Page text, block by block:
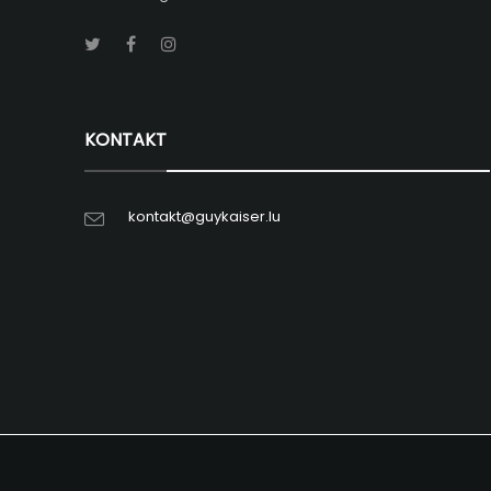
KONTAKT
kontakt@guykaiser.lu